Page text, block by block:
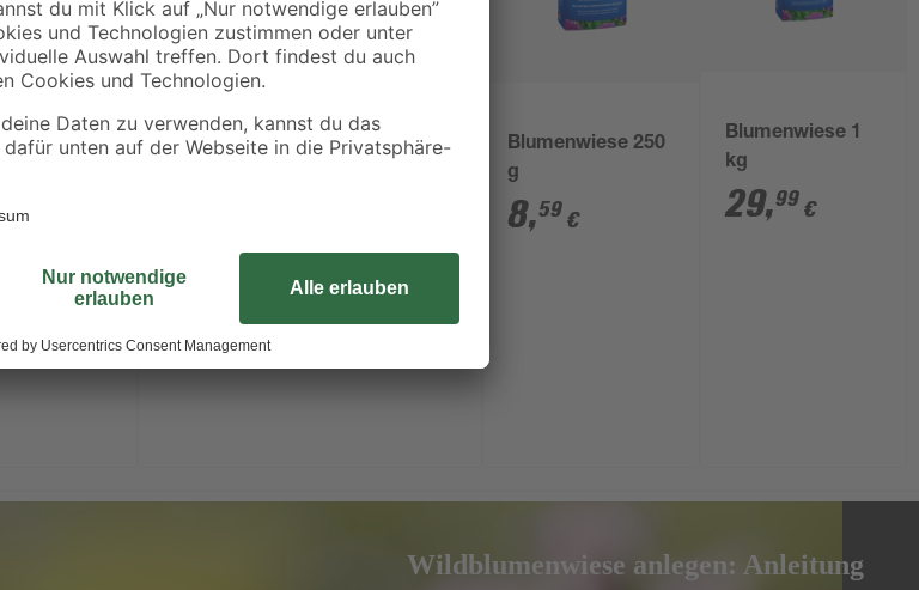
Blumenmischung
'Bienennahrung'
4,99 €
Blumenwiese 250
g
8,59€
Blumenwiese 1
kg
29,99€
Wildblumenwiese anlegen: Anleitung